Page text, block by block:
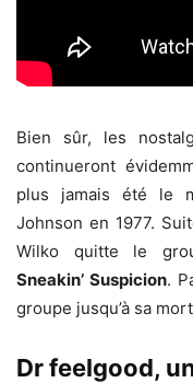
Bien sûr, les
continueront
plus jamais été le
Johnson en 1977.
Wilko quitte le
Sneakin’ Suspicion.
groupe jusqu’à sa
Dr feelgood,